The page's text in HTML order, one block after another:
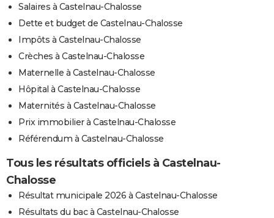
Salaires à Castelnau-Chalosse
Dette et budget de Castelnau-Chalosse
Impôts à Castelnau-Chalosse
Crèches à Castelnau-Chalosse
Maternelle à Castelnau-Chalosse
Hôpital à Castelnau-Chalosse
Maternités à Castelnau-Chalosse
Prix immobilier à Castelnau-Chalosse
Référendum à Castelnau-Chalosse
Tous les résultats officiels à Castelnau-
Chalosse
Résultat municipale 2026 à Castelnau-Chalosse
Résultats du bac à Castelnau-Chalosse